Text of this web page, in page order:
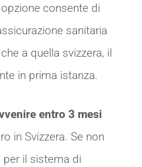
consente di
sanitaria
a quella svizzera, il
in prima istanza.
entro 3 mesi
in Svizzera. Se non
il sistema di